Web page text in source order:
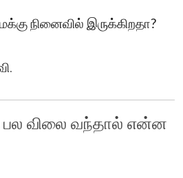
நினைவில் இருக்கிறதா?
பல விலை வந்தால் என்ன